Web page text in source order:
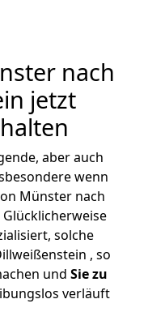
nach
jetzt
aber auch
wenn
Münster nach
solche
, so
und Sie zu
verläuft